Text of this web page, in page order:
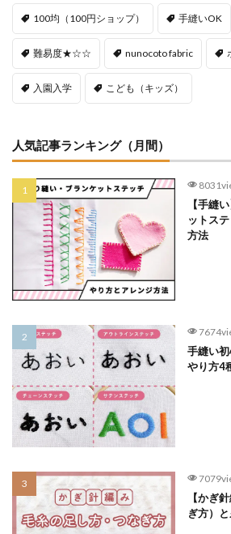
100均（100円ショップ） 手縫いOK
難易度★☆☆ nunocoto fabric
入園入学 こども（キッズ）
人気記事ランキング（月間）
【手縫
ットス
方法
手縫い
やり方4
【かぎ
ぎ方）